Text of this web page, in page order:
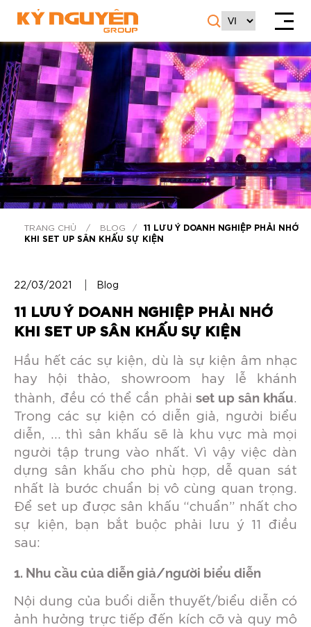
TRANG CHỦ / BLOG /
11 LƯU Ý DOANH NGHIỆP PHẢI NHỚ
KHI SET UP SÂN KHẤU SỰ KIỆN
22/03/2021 Blog
11 LƯU Ý DOANH NGHIỆP PHẢI NHỚ
KHI SET UP SÂN KHẤU SỰ KIỆN
Hầu hết các sự kiện, dù là sự kiện âm nhạc
hay hội thảo, showroom hay lễ khánh
thành, đều có thể cần phải set up sân khấu.
Trong các sự kiện có diễn giả, người biểu
diễn, … thì sân khấu sẽ là khu vực mà mọi
người tập trung vào nhất. Vì vậy việc dàn
dựng sân khấu cho phù hợp, dễ quan sát
nhất là bước chuẩn bị vô cùng quan trọng.
Để set up được sân khấu “chuẩn” nhất cho
sự kiện, bạn bắt buộc phải lưu ý 11 điều
sau:
1. Nhu cầu của diễn giả/người biểu diễn
Nội dung của buổi diễn thuyết/biểu diễn có
ảnh hưởng trực tiếp đến kích cỡ và quy mô